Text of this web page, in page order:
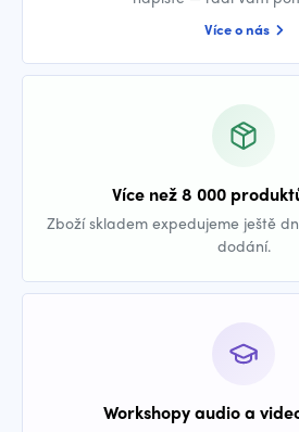
Více o nás
Více než 8 000
Zboží skladem expedujeme ještě
dodání.
Workshopy audio a